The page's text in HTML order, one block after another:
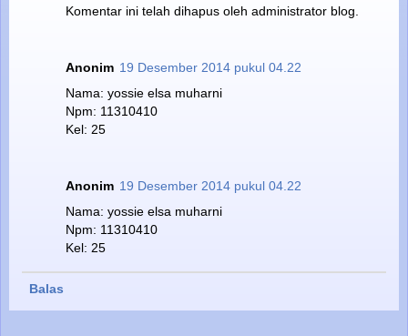
Komentar ini telah dihapus oleh administrator blog.
Anonim 19 Desember 2014 pukul 04.22
Nama: yossie elsa muharni
Npm: 11310410
Kel: 25
Anonim 19 Desember 2014 pukul 04.22
Nama: yossie elsa muharni
Npm: 11310410
Kel: 25
Balas